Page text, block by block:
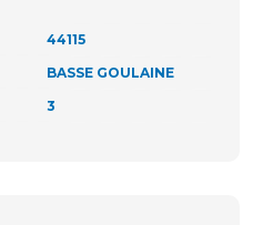
44115
BASSE GOULAINE
3